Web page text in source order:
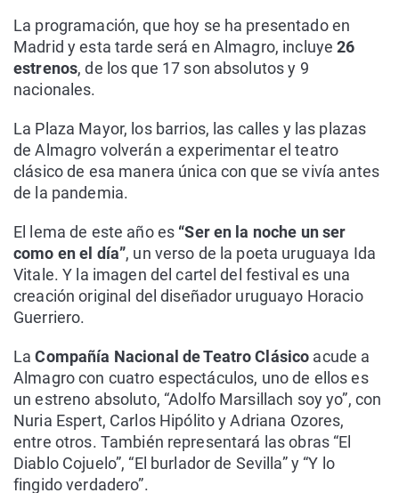
La programación, que hoy se ha presentado en
Madrid y esta tarde será en Almagro, incluye26
estrenos, de los que 17 son absolutos y 9
nacionales.
La Plaza Mayor, los barrios, las calles y las plazas
de Almagro volverán a experimentar el teatro
clásico de esa manera única con que se vivía antes
de la pandemia.
El lema de este año es “Ser en la noche un ser
como en el día”, un verso de la poeta uruguaya Ida
Vitale. Y la imagen del cartel del festival es una
creación original del diseñador uruguayo Horacio
Guerriero.
LaCompañía Nacional de Teatro Clásico acude a
Almagro con cuatro espectáculos, uno de ellos es
un estreno absoluto, “Adolfo Marsillach soy yo”, con
Nuria Espert, Carlos Hipólito y Adriana Ozores,
entre otros. También representará las obras “El
Diablo Cojuelo”, “El burlador de Sevilla” y “Y lo
fingido verdadero”.